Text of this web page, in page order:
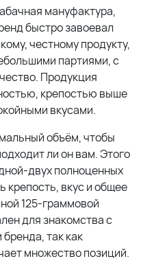
мануфактура,
быстро завоевал
честному продукту,
партиями, с
Продукция
крепостью выше
вкусами.
объём, чтобы
ли он вам. Этого
двух полноценных
крепость, вкус и общее
125-граммовой
для знакомства с
так как
множество позиций.